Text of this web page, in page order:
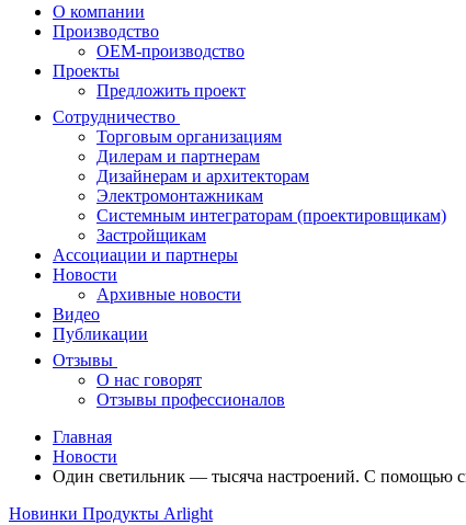
О компании
Производство
OEM-производство
Проекты
Предложить проект
Сотрудничество
Торговым организациям
Дилерам и партнерам
Дизайнерам и архитекторам
Электромонтажникам
Системным интеграторам (проектировщикам)
Застройщикам
Ассоциации и партнеры
Новости
Архивные новости
Видео
Публикации
Отзывы
О нас говорят
Отзывы профессионалов
Главная
Новости
Один светильник — тысяча настроений. С помощью
Новинки Продукты Arlight